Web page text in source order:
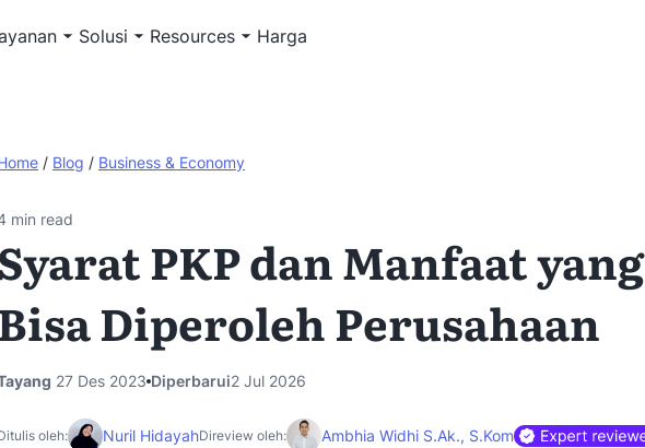
Solusi Resources Harga
/ Blog / Business & Economy
min read
PKP dan Manfaat yang
Bisa Diperoleh Perusahaan
27 Des 2023 Diperbarui2 Jul 2026
oleh: Nuril HidayahDireview oleh: Ambhia Widhi S.Ak., S.Kom